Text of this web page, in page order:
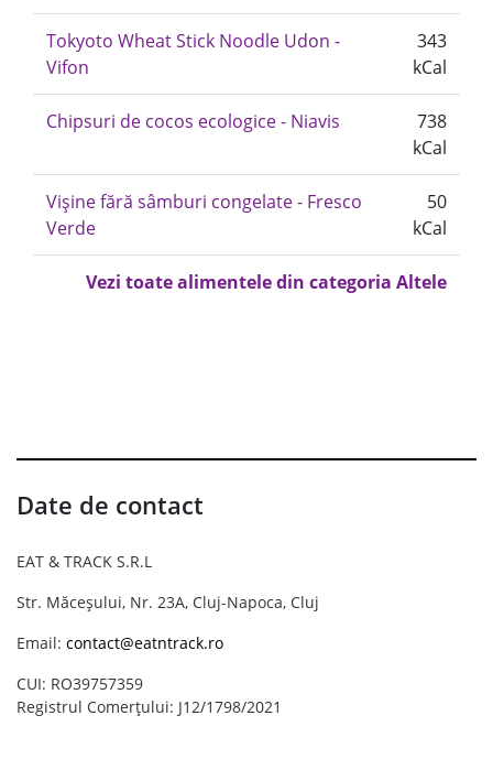
Tokyoto Wheat Stick Noodle Udon -
Vifon
343
kCal
Chipsuri de cocos ecologice - Niavis
738
kCal
Vișine fără sâmburi congelate - Fresco
Verde
50
kCal
Vezi toate alimentele din categoria Altele
Date de contact
EAT & TRACK S.R.L
Str. Măceșului, Nr. 23A, Cluj-Napoca, Cluj
Email: contact@eatntrack.ro
CUI: RO39757359
Registrul Comerțului: J12/1798/2021